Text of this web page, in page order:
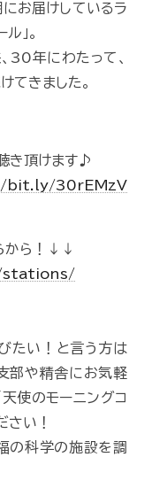
お届けしているラ
」。
年にわたって、
てきました。
き頂けます♪
30rEMzV
から！↓↓
たい！と言う方は
部や精舎にお気軽
使のモーニングコ
さい！
の科学の施設を調